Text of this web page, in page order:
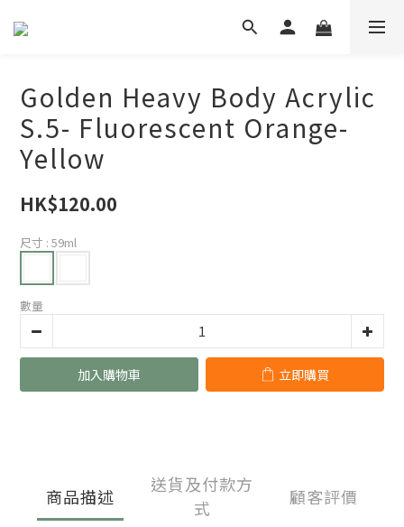
Golden Heavy Body Acrylic
S.5- Fluorescent Orange-
Yellow
HK$120.00
尺寸 : 59ml
數量
加入購物車 立即購買
商品描述
送貨及付款方
式
顧客評價